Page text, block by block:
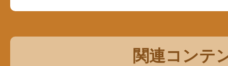
関連コンテ